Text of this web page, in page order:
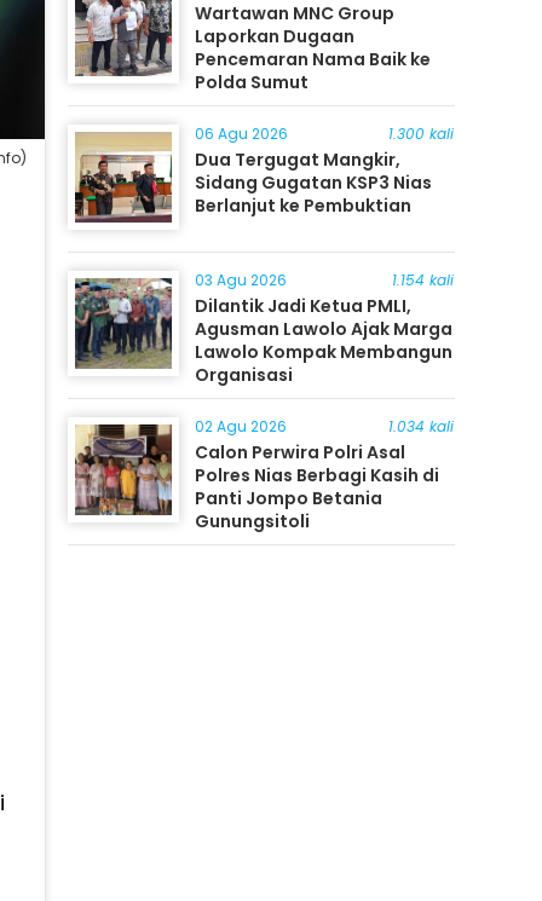
Wartawan MNC Group
Laporkan Dugaan
Pencemaran Nama Baik ke
Polda Sumut
06 Agu 2026 1.300 kali
Dua Tergugat Mangkir,
Sidang Gugatan KSP3 Nias
Berlanjut ke Pembuktian
03 Agu 2026 1.154 kali
Dilantik Jadi Ketua PMLI,
Agusman Lawolo Ajak Marga
Lawolo Kompak Membangun
Organisasi
02 Agu 2026 1.034 kali
Calon Perwira Polri Asal
Polres Nias Berbagi Kasih di
Panti Jompo Betania
Gunungsitoli